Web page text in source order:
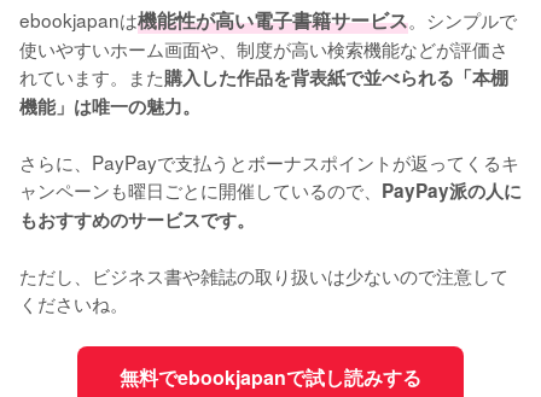
ebookjapanは機能性が高い電子書籍サービス。シンプルで
使いやすいホーム画面や、制度が高い検索機能などが評価さ
れています。また購入した作品を背表紙で並べられる「本棚
機能」は唯一の魅力。
さらに、PayPayで支払うとボーナスポイントが返ってくるキ
ャンペーンも曜日ごとに開催しているので、 PayPay派の人に
もおすすめのサービスです。
ただし、ビジネス書や雑誌の取り扱いは少ないので注意して
くださいね。
無料でebookjapanで試し読みする